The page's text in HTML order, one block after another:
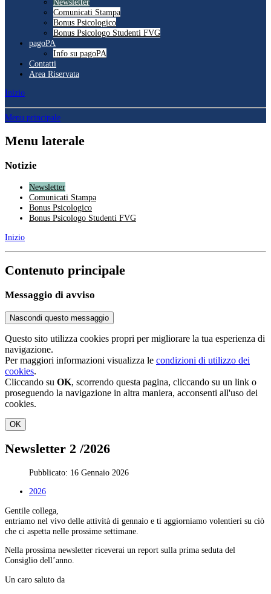
Comunicati Stampa
Bonus Psicologico
Bonus Psicologo Studenti FVG
pagoPA
Info su pagoPA
Contatti
Area Riservata
Inizio
Menu principale
Menu laterale
Notizie
Newsletter
Comunicati Stampa
Bonus Psicologico
Bonus Psicologo Studenti FVG
Inizio
Contenuto principale
Messaggio di avviso
Nascondi questo messaggio
Questo sito utilizza cookies propri per migliorare la tua esperienza di
navigazione.
Per maggiori informazioni visualizza le condizioni di utilizzo dei
cookies.
Cliccando su OK, scorrendo questa pagina, cliccando su un link o
proseguendo la navigazione in altra maniera, acconsenti all'uso dei
cookies.
OK
Newsletter 2 /2026
Pubblicato: 16 Gennaio 2026
2026
Gentile collega,
entriamo nel vivo delle attività di gennaio e ti aggiorniamo volentieri su ciò
che ci aspetta nelle prossime settimane.
Nella prossima newsletter riceverai un report sulla prima seduta del
Consiglio dell’anno.
Un caro saluto da